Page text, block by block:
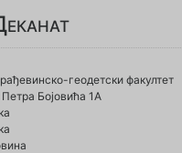
геодетски факултет
Бојовића 1A